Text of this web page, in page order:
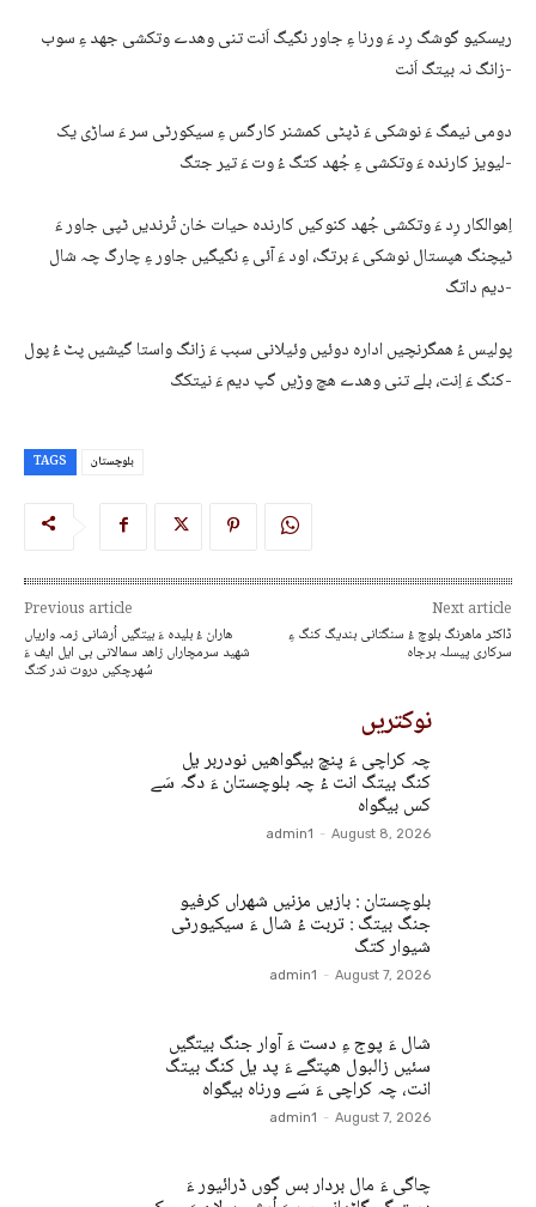
ریسکیو گوشگ رِد ءَ ورنا ءِ جاور نگیگ اَنت تنی وھدے وتکشی جھد ءِ سوب
زانگ نہ بیتگ اَنت-
دومی نیمگ ءَ نوشکی ءَ ڈپٹی کمشنر کارگس ءِ سیکورٹی سر ءَ ساڑی یک
لیویز کارندہ ءَ وتکشی ءِ جُھد کتگ ءُ وت ءَ تیر جتگ-
اِھوالکار رِد ءَ وتکشی جُھد کنوکیں کارندہ حیات خان تُرندیں ٹپی جاور ءَ
ٹیچنگ ھپستال نوشکی ءَ برتگ، اود ءَ آئی ءِ نگیگیں جاور ءِ چارگ چہ شال
دیم داتگ-
پولیس ءُ ھمگرنچیں ادارہ دوئیں وئیلانی سبب ءَ زانگ واستا گیشیں پٹ ءُ پول
کنگ ءَ اِنت، بلے تنی وھدے ھچ وڑیں گپ دیم ءَ نیتکگ-
TAGS بلوچستان
Previous article
ھاران ءُ بلیدہ ءَ بیتگیں اُرشانی زمہ واریاں
شھید سرمچاراں زاھد سمالانی بی ایل ایف ءَ
سُھرچکیں دروت ندر کتگ
Next article
ڈاکٹر ماھرنگ بلوچ ءُ سنگتانی بندیگ کنگ ءِ
سرکاری پیسلہ برجاہ
نوکتریں
چہ کراچی ءَ پنچ بیگواھیں نودربر یل
کنگ بیتگ انت ءُ چہ بلوچستان ءَ دگہ سَے
کس بیگواہ
admin1 - August 8, 2026
بلوچستان : بازیں مزنیں شھراں کرفیو
جنگ بیتگ : تربت ءُ شال ءَ سیکیورٹی
شیوار کتگ
admin1 - August 7, 2026
شال ءَ پوج ءِ دست ءَ آوار جنگ بیتگیں
سئیں زالبول ھپتگے ءَ پد یل کنگ بیتگ
انت، چہ کراچی ءَ سَے ورناہ بیگواہ
admin1 - August 7, 2026
چاگی ءَ مال بردار بس گوں ڈرائیور ءَ